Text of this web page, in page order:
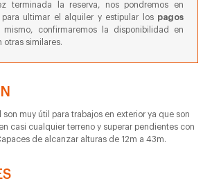
terminada la reserva, nos pondremos en
ultimar el alquiler y estipular los pagos
mismo, confirmaremos la disponibilidad en
otras similares.
son muy útil para trabajos en exterior ya que son
casi cualquier terreno y superar pendientes con
de alcanzar alturas de 12m a 43m.